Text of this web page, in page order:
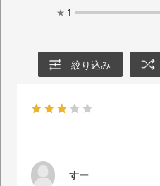
★ 1
絞り込み
すー